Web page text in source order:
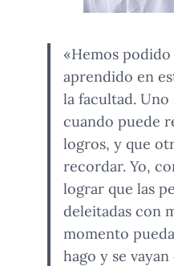
«Hemos
aprendido en
la facultad. Uno
cuando puede
logros, y que
recordar. Yo,
lograr que las
deleitadas con
momento
hago y se